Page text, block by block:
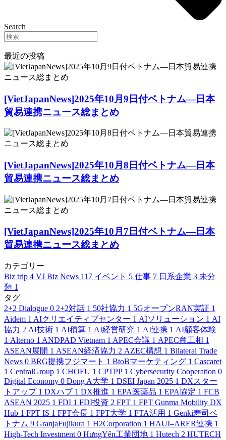
Search
最近の投稿
[VietJapanNews]2025年10月9日付ベトナム―日本
貿易連携ニュース総まとめ
[VietJapanNews]2025年10月8日付ベトナム―日本
貿易連携ニュース総まとめ
[VietJapanNews]2025年10月7日付ベトナム―日本
貿易連携ニュース総まとめ
カテゴリー
Biz trip 4 VJ Biz News 117 イベント 5 仕事 7 日系企業 3 未分
類 1
タグ
2+2 Dialogue 0 2+2対話 1 50社協力 1 5GオープンRAN実証 1
Aidem 1 AIクリエイティブセンター 1 AIソリューション 1 AI
協力 2 AI技術 1 AI積算 1 AI経営研究 1 AI連携 1 AI顧客体験
1 Alternō 1 ANDPAD Vietnam 1 APEC会議 1 APEC商工相 1
ASEAN展開 1 ASEAN経済協力 2 AZEC構想 1 Bilateral Trade
News 0 BRG提携フジマート 1 BtoBマーケティング 1 Cascaret
1 CentralGroup 1 CHOFU 1 CPTPP 1 Cybersecurity Cooperation 0
Digital Economy 0 Dong A大学 1 DSEI Japan 2025 1 DXスター
トアップ 1 DXハブ 1 DX推進 1 EPA医薬品 1 EPA協定 1 FCB
ASEAN 2025 1 FDI 1 FDI投資 2 FPT 1 FPT Gunma Mobility DX
Hub 1 FPT IS 1 FPT会長 1 FPT大学 1 FTA活用 1 Genki寿司ベ
トナム 9 GranjaFujikura 1 H2Corporation 1 HAUI–ARER連携 1
High-Tech Investment 0 HưngYên工業団地 1 Hutech 2 HUTECH